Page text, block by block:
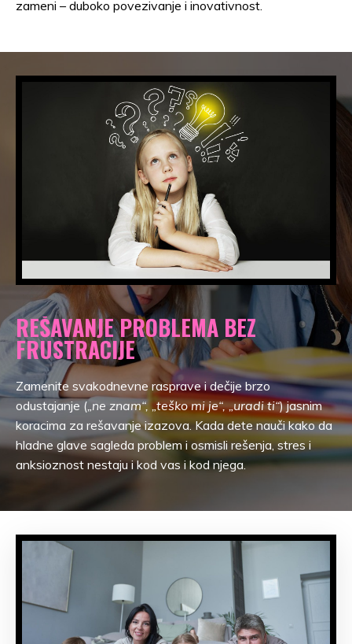
zameni – duboko povezivanje i inovativnost.
REŠAVANJE PROBLEMA BEZ
FRUSTRACIJE
Zamenite svakodnevne rasprave i dečije brzo
odustajanje („ne znam“, „teško mi je“, „uradi ti“) jasnim
koracima za rešavanje izazova. Kada dete nauči kako da
hladne glave sagleda problem i osmisli rešenja, stres i
anksioznost nestaju i kod vas i kod njega.